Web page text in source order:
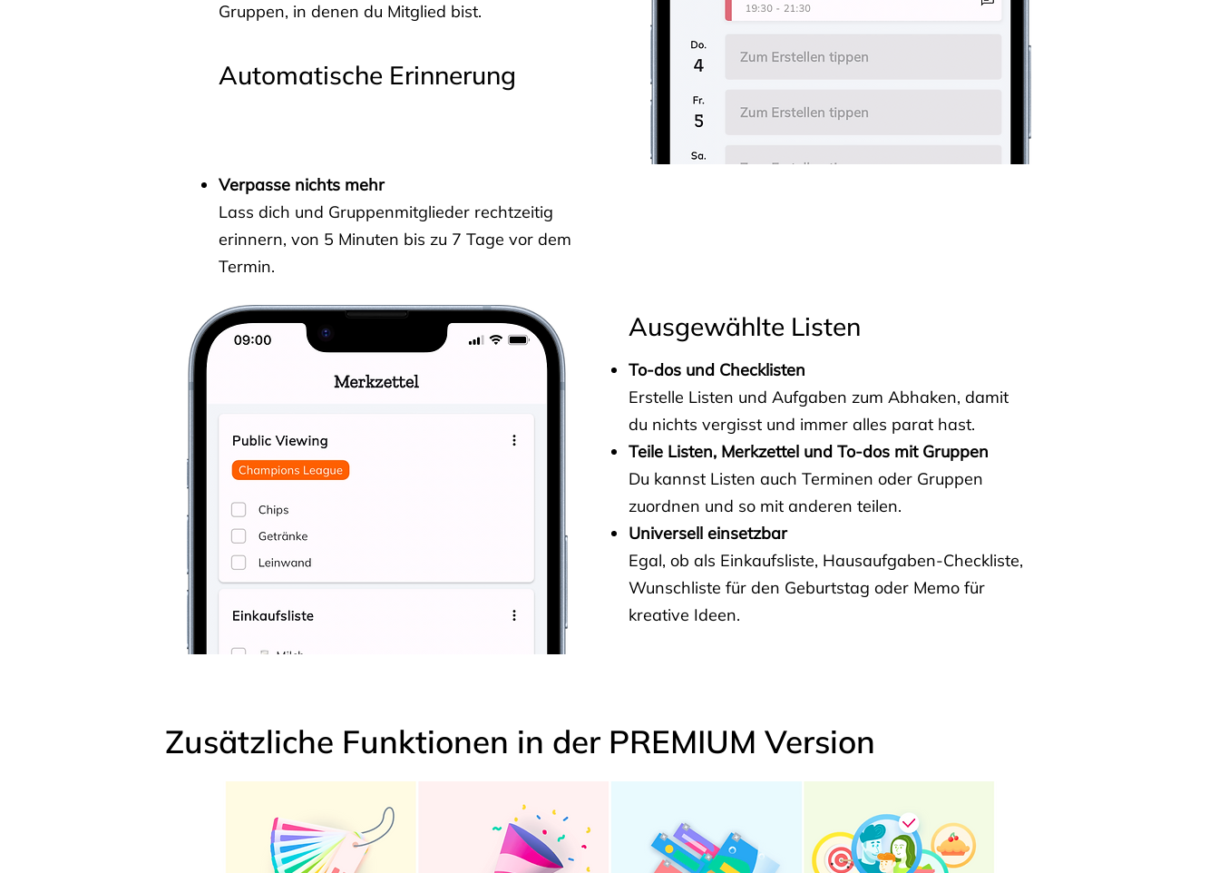
Gruppen, in denen du Mitglied bist.
Automatische Erinnerung
Verpasse nichts mehr
Lass dich und Gruppenmitglieder rechtzeitig
erinnern, von 5 Minuten bis zu 7 Tage vor dem
Termin.
Ausgewählte Listen
To-dos und Checklisten
Erstelle Listen und Aufgaben zum Abhaken, damit
du nichts vergisst und immer alles parat hast.
Teile Listen, Merkzettel und To-dos mit Gruppen
Du kannst Listen auch Terminen oder Gruppen
zuordnen und so mit anderen teilen.
Universell einsetzbar
Egal, ob als Einkaufsliste, Hausaufgaben-Checkliste,
Wunschliste für den Geburtstag oder Memo für
kreative Ideen.
Zusätzliche Funktionen in der PREMIUM Version